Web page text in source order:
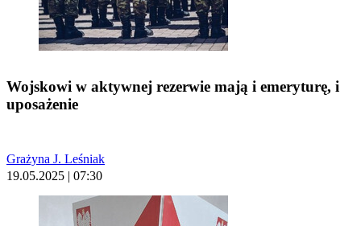
Wojskowi w aktywnej rezerwie mają i emeryturę, i
uposażenie
Grażyna J. Leśniak
19.05.2025 | 07:30